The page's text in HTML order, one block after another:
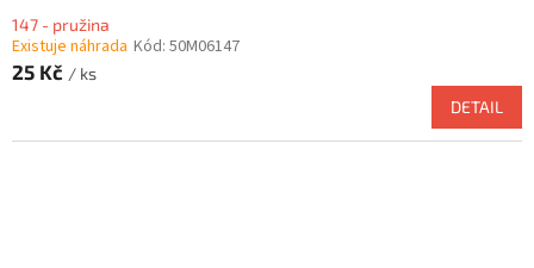
147 - pružina
Existuje náhrada Kód: 50M06147
25 Kč / ks
DETAIL